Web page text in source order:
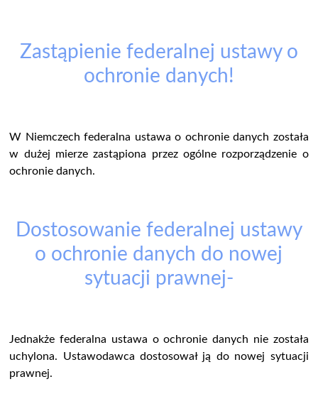
Zastąpienie federalnej ustawy o
ochronie danych!
W Niemczech federalna ustawa o ochronie danych została
w dużej mierze zastąpiona przez ogólne rozporządzenie o
ochronie danych.
Dostosowanie federalnej ustawy
o ochronie danych do nowej
sytuacji prawnej-
Jednakże federalna ustawa o ochronie danych nie została
uchylona. Ustawodawca dostosował ją do nowej sytuacji
prawnej.